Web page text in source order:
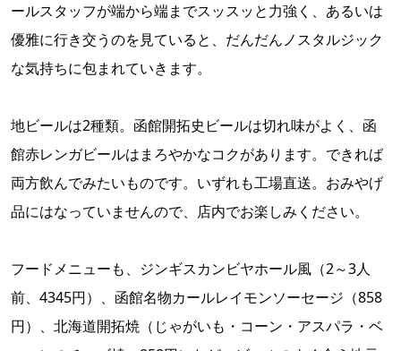
ールスタッフが端から端までスッスッと力強く、あるいは
優雅に行き交うのを見ていると、だんだんノスタルジック
な気持ちに包まれていきます。
地ビールは2種類。函館開拓史ビールは切れ味がよく、函
館赤レンガビールはまろやかなコクがあります。できれば
両方飲んでみたいものです。いずれも工場直送。おみやげ
品にはなっていませんので、店内でお楽しみください。
フードメニューも、ジンギスカンビヤホール風（2～3人
前、4345円）、函館名物カールレイモンソーセージ（858
円）、北海道開拓焼（じゃがいも・コーン・アスパラ・ベ